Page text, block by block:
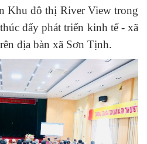
Khu đô thị River View trong
đẩy phát triển kinh tế - xã
địa bàn xã Sơn Tịnh.